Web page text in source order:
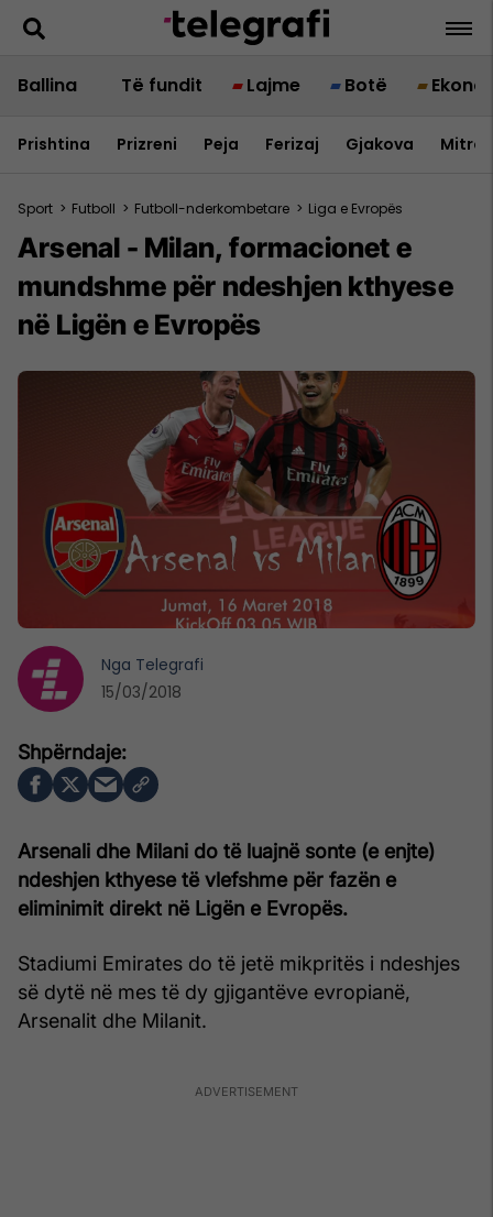
Ballina Të fundit Lajme Botë
Prishtina Prizreni Peja Ferizaj Gjakova
Sport > Futboll > Futboll-nderkombetare > Liga e Evropës
Arsenal - Milan, formacionet e
mundshme për ndeshjen kthyese
në Ligën e Evropës
Arsenali dhe Milani do të luajnë sonte (e enjte)
ndeshjen kthyese të vlefshme për fazën e
eliminimit direkt në Ligën e Evropës.
Stadiumi Emirates do të jetë mikpritës i ndeshjes
së dytë në mes të dy gjigantëve evropianë,
Arsenalit dhe Milanit.
Nga Telegrafi
15/03/2018